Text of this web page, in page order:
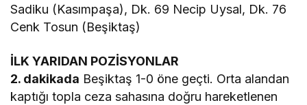
Sadiku (Kasımpaşa), Dk. 69 Necip Uysal, Dk. 76
Cenk Tosun (Beşiktaş)
İLK YARIDAN POZİSYONLAR
2. dakikada Beşiktaş 1-0 öne geçti. Orta alandan
kaptığı topla ceza sahasına doğru hareketlenen